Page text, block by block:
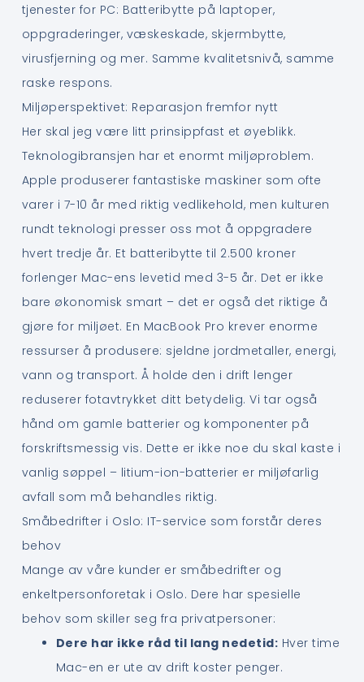
tjenester for PC: Batteribytte på laptoper,
oppgraderinger, væskeskade, skjermbytte,
virusfjerning og mer. Samme kvalitetsnivå, samme
raske respons.
Miljøperspektivet: Reparasjon fremfor nytt
Her skal jeg være litt prinsippfast et øyeblikk.
Teknologibransjen har et enormt miljøproblem.
Apple produserer fantastiske maskiner som ofte
varer i 7-10 år med riktig vedlikehold, men kulturen
rundt teknologi presser oss mot å oppgradere
hvert tredje år. Et batteribytte til 2.500 kroner
forlenger Mac-ens levetid med 3-5 år. Det er ikke
bare økonomisk smart – det er også det riktige å
gjøre for miljøet. En MacBook Pro krever enorme
ressurser å produsere: sjeldne jordmetaller, energi,
vann og transport. Å holde den i drift lenger
reduserer fotavtrykket ditt betydelig. Vi tar også
hånd om gamle batterier og komponenter på
forskriftsmessig vis. Dette er ikke noe du skal kaste i
vanlig søppel – litium-ion-batterier er miljøfarlig
avfall som må behandles riktig.
Småbedrifter i Oslo: IT-service som forstår deres
behov
Mange av våre kunder er småbedrifter og
enkeltpersonforetak i Oslo. Dere har spesielle
behov som skiller seg fra privatpersoner:
Dere har ikke råd til lang nedetid: Hver time
Mac-en er ute av drift koster penger.